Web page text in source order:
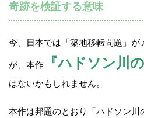
奇跡を検証する意味
今、日本では「築地移転問題」が
が、本作 『ハドソン川
はないかもしれません。
本作は邦題のとおり「ハドソン川